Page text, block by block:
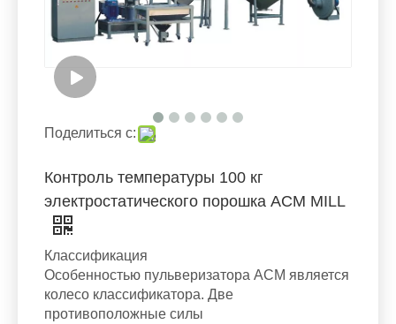
Поделиться с:
Контроль температуры 100 кг
электростатического порошка ACM MILL
Классификация
Особенностью пульверизатора ACM является
колесо классификатора. Две
противоположные силы